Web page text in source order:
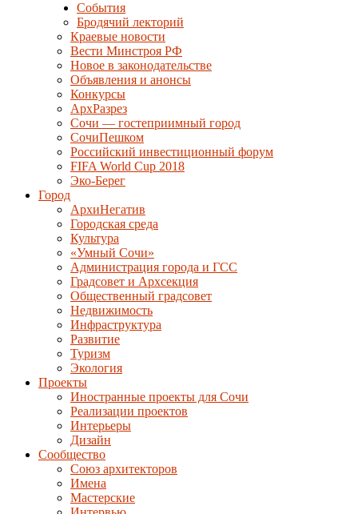
События
Бродячий лекторий
Краевые новости
Вести Минстроя РФ
Новое в законодательстве
Объявления и анонсы
Конкурсы
АрхРазрез
Сочи — гостеприимный город
СочиПешком
Российский инвестиционный форум
FIFA World Cup 2018
Эко-Берег
Город
АрхиНегатив
Городская среда
Культура
«Умный Сочи»
Администрация города и ГСС
Градсовет и Архсекция
Общественный градсовет
Недвижимость
Инфраструктура
Развитие
Туризм
Экология
Проекты
Иностранные проекты для Сочи
Реализации проектов
Интерьеры
Дизайн
Сообщество
Союз архитекторов
Имена
Мастерские